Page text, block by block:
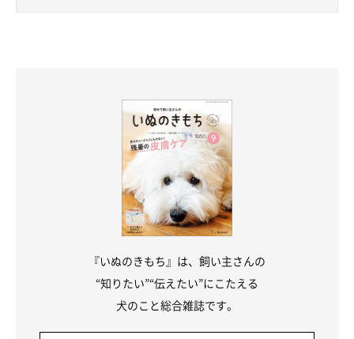
『いぬのきもち』は、飼い主さんの
“知りたい”“伝えたい”にこたえる
犬のこと総合雑誌です。